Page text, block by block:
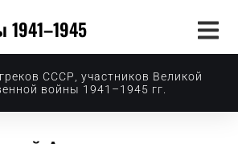
1941–1945
СССР, участников Великой
войны 1941–1945 гг.